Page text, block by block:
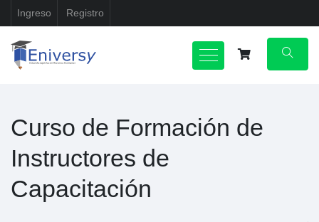
Ingreso Registro
Curso de Formación de
Instructores de
Capacitación